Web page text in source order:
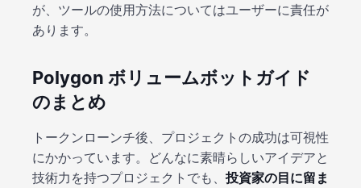
が、ツールの使用方法についてはユーザーに責任が
あります。
Polygon ボリュームボットガイド
のまとめ
トークンローンチ後、プロジェクトの成功は可視性
にかかっています。どんなに素晴らしいアイデアと
技術力を持つプロジェクトでも、 投資家の目に留ま